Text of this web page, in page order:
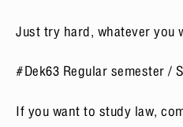
Just try hard, whatever you
#Dek63 Regular semester /
If you want to study law,